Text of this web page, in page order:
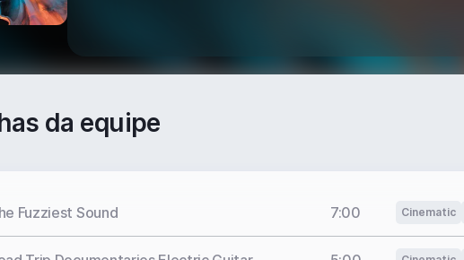
da equipe
Fuzziest Sound 7:00 Cinematic